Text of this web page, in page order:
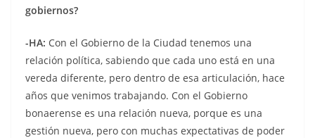
gobiernos?
-HA: Con el Gobierno de la Ciudad tenemos una
relación política, sabiendo que cada uno está en una
vereda diferente, pero dentro de esa articulación, hace
años que venimos trabajando. Con el Gobierno
bonaerense es una relación nueva, porque es una
gestión nueva, pero con muchas expectativas de poder